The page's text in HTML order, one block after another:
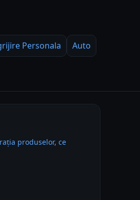
Personala
Auto
produselor, ce